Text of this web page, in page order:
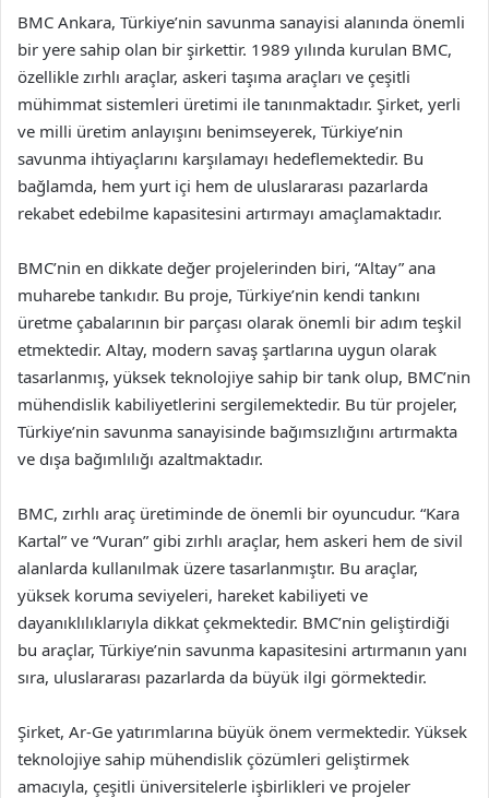
BMC Ankara, Türkiye’nin savunma sanayisi alanında önemli
bir yere sahip olan bir şirkettir. 1989 yılında kurulan BMC,
özellikle zırhlı araçlar, askeri taşıma araçları ve çeşitli
mühimmat sistemleri üretimi ile tanınmaktadır. Şirket, yerli
ve milli üretim anlayışını benimseyerek, Türkiye’nin
savunma ihtiyaçlarını karşılamayı hedeflemektedir. Bu
bağlamda, hem yurt içi hem de uluslararası pazarlarda
rekabet edebilme kapasitesini artırmayı amaçlamaktadır.
BMC’nin en dikkate değer projelerinden biri, “Altay” ana
muharebe tankıdır. Bu proje, Türkiye’nin kendi tankını
üretme çabalarının bir parçası olarak önemli bir adım teşkil
etmektedir. Altay, modern savaş şartlarına uygun olarak
tasarlanmış, yüksek teknolojiye sahip bir tank olup, BMC’nin
mühendislik kabiliyetlerini sergilemektedir. Bu tür projeler,
Türkiye’nin savunma sanayisinde bağımsızlığını artırmakta
ve dışa bağımlılığı azaltmaktadır.
BMC, zırhlı araç üretiminde de önemli bir oyuncudur. “Kara
Kartal” ve “Vuran” gibi zırhlı araçlar, hem askeri hem de sivil
alanlarda kullanılmak üzere tasarlanmıştır. Bu araçlar,
yüksek koruma seviyeleri, hareket kabiliyeti ve
dayanıklılıklarıyla dikkat çekmektedir. BMC’nin geliştirdiği
bu araçlar, Türkiye’nin savunma kapasitesini artırmanın yanı
sıra, uluslararası pazarlarda da büyük ilgi görmektedir.
Şirket, Ar-Ge yatırımlarına büyük önem vermektedir. Yüksek
teknolojiye sahip mühendislik çözümleri geliştirmek
amacıyla, çeşitli üniversitelerle işbirlikleri ve projeler